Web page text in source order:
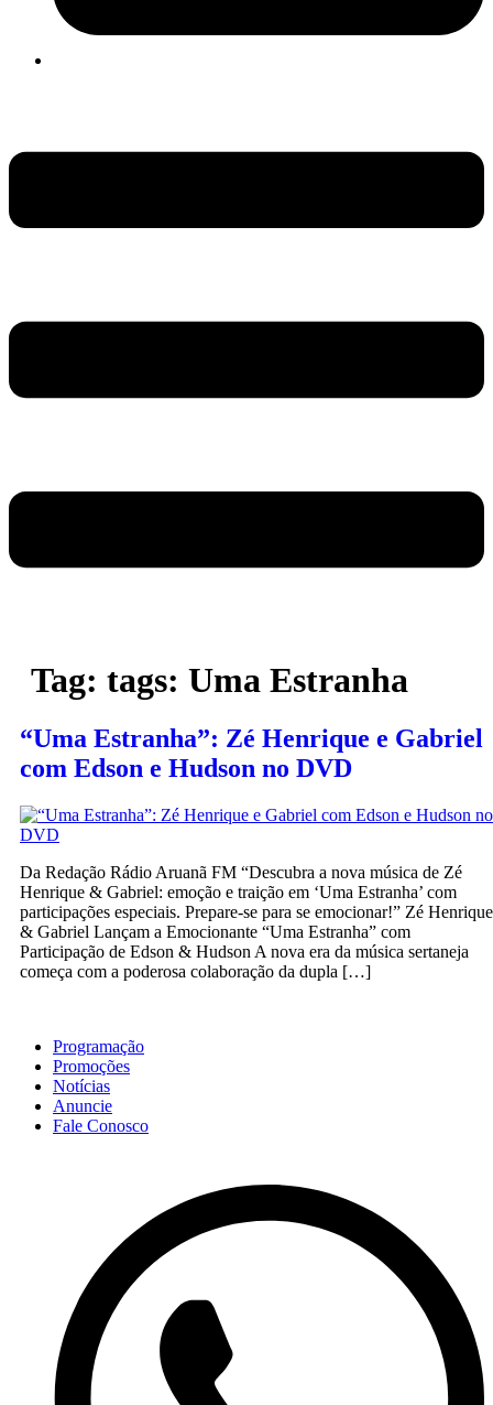
Tag: tags: Uma Estranha
“Uma Estranha”: Zé Henrique e Gabriel
com Edson e Hudson no DVD
Da Redação Rádio Aruanã FM “Descubra a nova música de Zé
Henrique & Gabriel: emoção e traição em ‘Uma Estranha’ com
participações especiais. Prepare-se para se emocionar!” Zé Henrique
& Gabriel Lançam a Emocionante “Uma Estranha” com
Participação de Edson & Hudson A nova era da música sertaneja
começa com a poderosa colaboração da dupla […]
Programação
Promoções
Notícias
Anuncie
Fale Conosco